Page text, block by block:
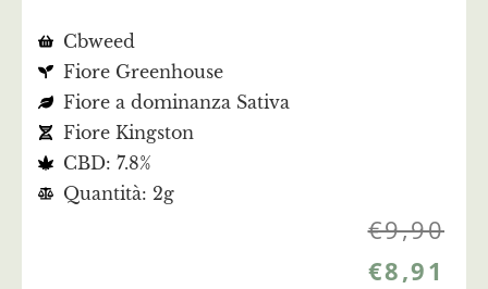
Cbweed
Fiore Greenhouse
Fiore a dominanza Sativa
Fiore Kingston
CBD: 7.8%
Quantità: 2g
€9,90
€8,91